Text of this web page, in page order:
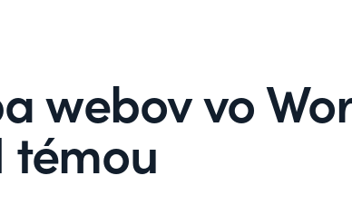
webov vo
témou